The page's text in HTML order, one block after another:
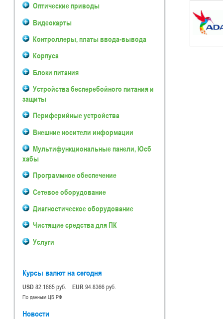
Оптические приводы
Видеокарты
Контроллеры, платы ввода-вывода
Корпуса
Блоки питания
Устройства бесперебойного питания и
защиты
Периферийные устройства
Внешние носители информации
Мультифункциональные панели, Юсб
хабы
Программное обеспечение
Сетевое оборудование
Диагностическое оборудование
Чистящие средства для ПК
Услуги
Курсы валют на сегодня
USD82.1665 руб. EUR94.8366 руб.
По данным ЦБ РФ
Новости